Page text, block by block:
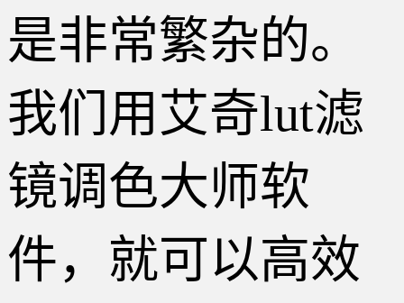
是非常繁杂的。
我们用艾奇lut滤
镜调色大师软
件，就可以高效